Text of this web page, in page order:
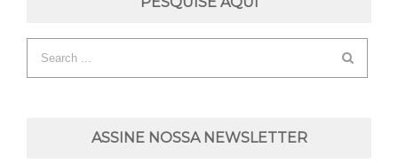
ASSINE NOSSA NEWSLETTER